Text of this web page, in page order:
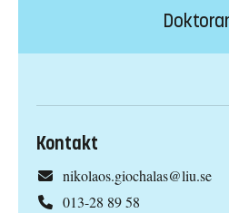
Kontakt
nikolaos.giochalas@liu.se
013-28 89 58